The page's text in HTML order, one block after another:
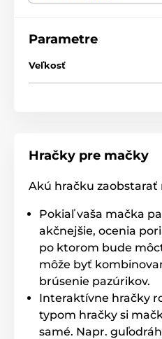
predchádzajúceho
Chovateľstvo
Myši Hračky pre
Parametre
Veľkosť
Hračky pre mačky
Akú hračku zaobstarať
Pokiaľ vaša mačka
akčnejšie, ocenia
po ktorom bude
môže byť
brúsenie pazúrikov.
Interaktívne hračky
typom hračky si
samé. Napr.